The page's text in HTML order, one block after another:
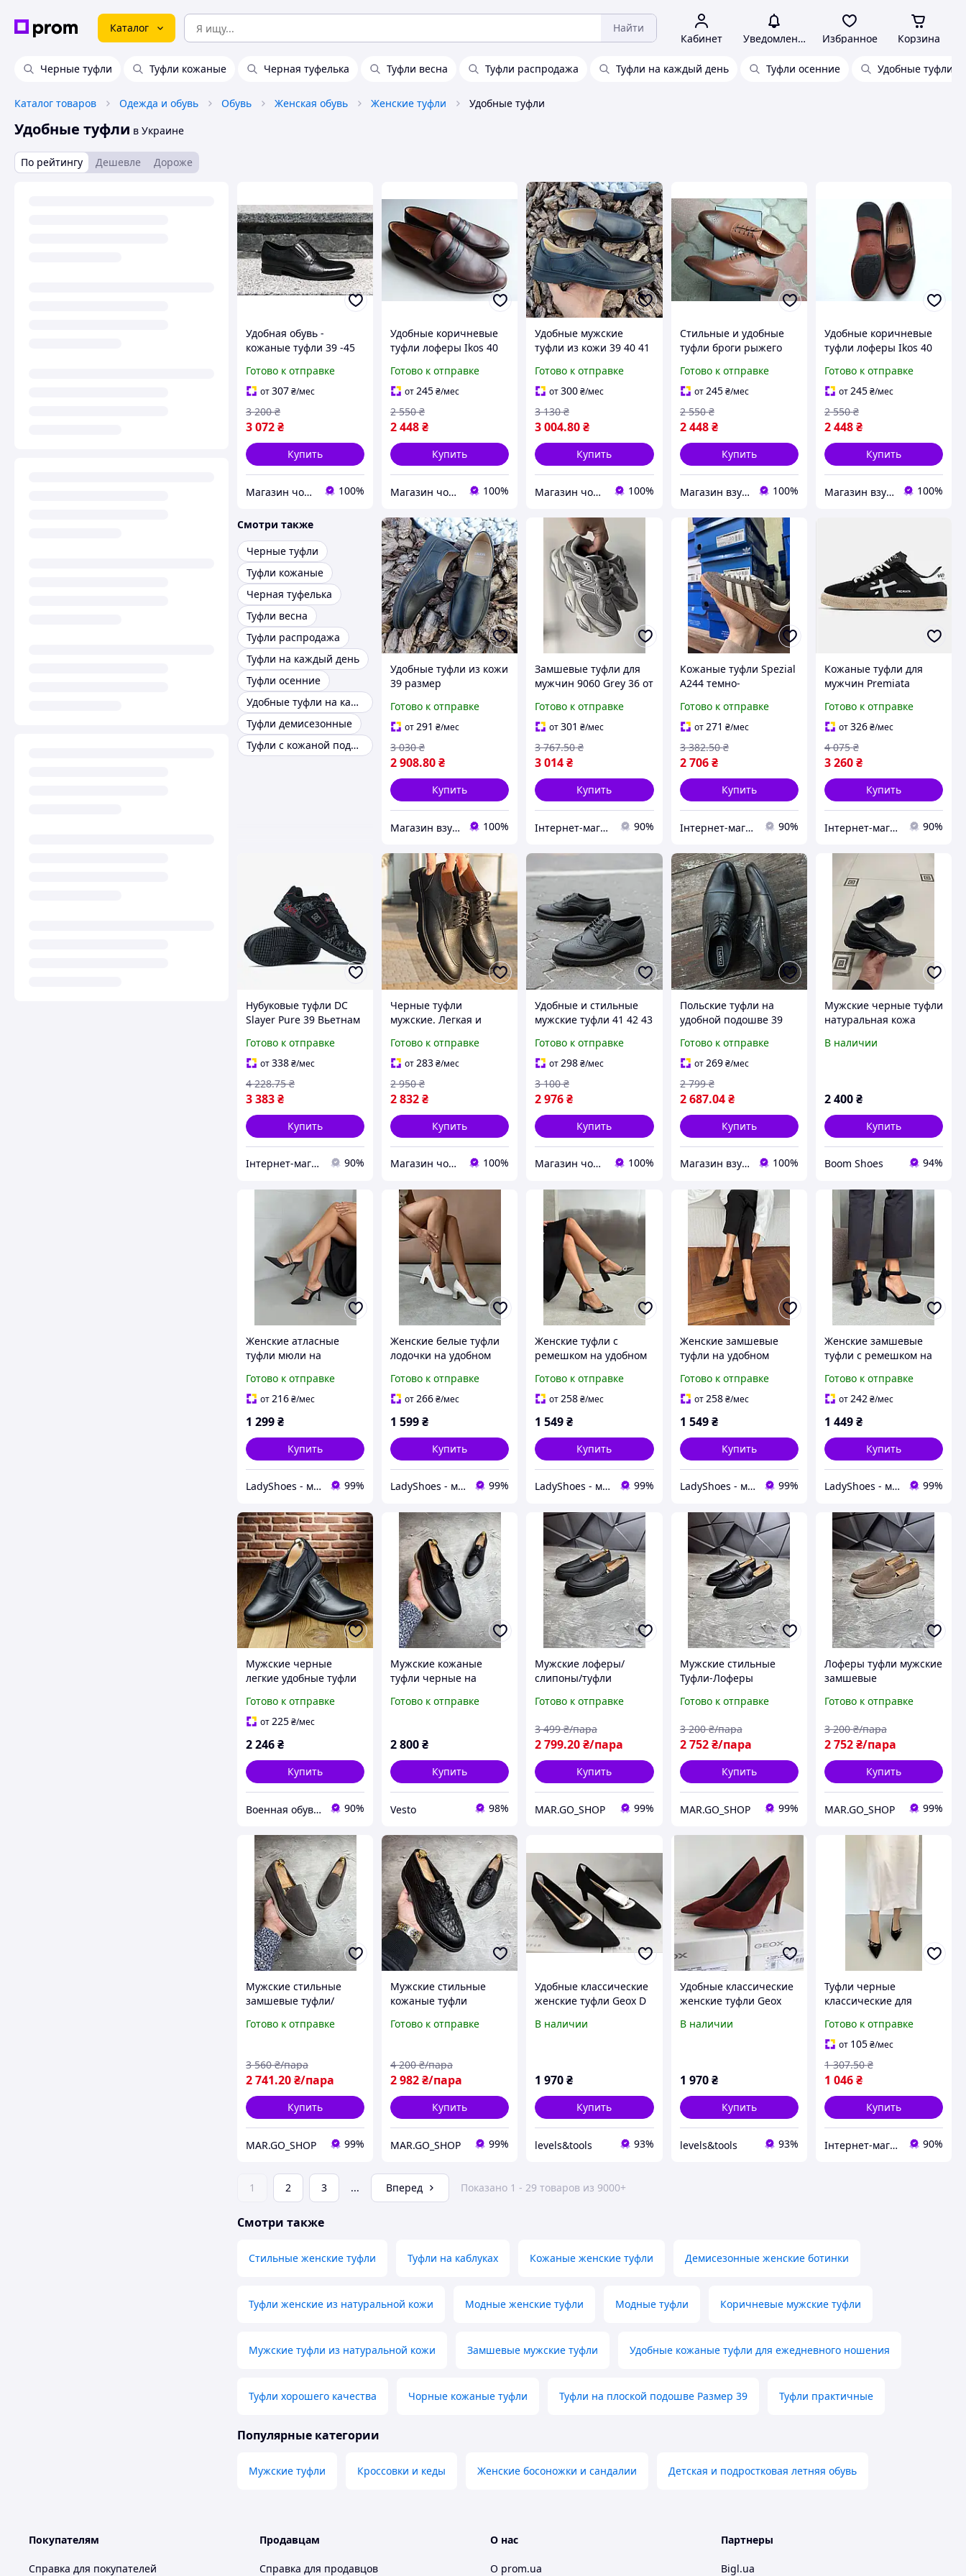
Каталог Найти
Кабинет Уведомления Избранное Корзина
Черные туфли Туфли кожаные Черная туфелька Туфли весна Туфли распродажа Туфли на каждый день Туфли осенние Удобные туфли
Каталог товаров Одежда и обувь Обувь Женская обувь Женские туфли Удобные туфли
Удобные туфли в Украине
По рейтингу Дешевле Дороже
Удобная обувь -
кожаные туфли 39 -45
Готово к отправке
от307₴/мес
3 072₴
3 200 ₴
Купить
Магазин чоловічого взуття Bims.shoes 100%
Удобные коричневые
туфли лоферы Ikos 40
Готово к отправке
от245₴/мес
2 448₴
2 550 ₴
Купить
Магазин чоловічого взуття Bims.shoes 100%
Удобные мужские
туфли из кожи 39 40 41
Готово к отправке
от300₴/мес
3 004.80₴
3 130 ₴
Купить
Магазин чоловічого взуття Bims.shoes 100%
Стильные и удобные
туфли броги рыжего
Готово к отправке
от245 ₴/мес
2 448 ₴
2 550 ₴
Купить
Магазин взуття Brogue.com.ua 100%
Удобные коричневые
туфли лоферы Ikos 40
Готово к отправке
от245₴/мес
2 448₴
2 550 ₴
Купить
Магазин взуття Brogue.com.ua 100%
Смотри также
Черные туфли
Туфли кожаные
Черная туфелька
Туфли весна
Туфли распродажа
Туфли на каждый день
Туфли осенние
Удобные туфли на каждый день
Туфли демисезонные
Туфли с кожаной подошвой
Удобные туфли из кожи
39 размер
Готово к отправке
от291 ₴/мес
2 908.80₴
3 030 ₴
Купить
Магазин взуття Brogue.com.ua 100%
Замшевые туфли для
мужчин 9060 Grey 36 от
серый цвет удобная
модель Вьетнам
Готово к отправке
от301 ₴/мес
3 014₴
3 767.50 ₴
Купить
Інтернет-магазин Look 100 Clothes 90%
Кожаные туфли Spezial
A244 темно-
Вьетнама для осени с
удобной подошвой и
стильным дизайном
Готово к отправке
от271 ₴/мес
2 706 ₴
3 382.50 ₴
Купить
Інтернет-магазин Look 100 Clothes 90%
Кожаные туфли для
мужчин Premiata
Вьетнама стильный
дизайн и удобная
подошва
Готово к отправке
от326₴/мес
3 260₴
4 075 ₴
Купить
Інтернет-магазин Look 100 Clothes 90%
Нубуковые туфли DC
Slayer Pure 39 Вьетнам
удобная подошва
высокий комфорт
Готово к отправке
от338₴/мес
3 383₴
4 228.75 ₴
Купить
Інтернет-магазин Look 100 Clothes 90%
Черные туфли
мужские. Легкая и
Готово к отправке
от283₴/мес
2 832₴
2 950 ₴
Купить
Магазин чоловічого взуття Bims.shoes 100%
Удобные и стильные
мужские туфли 41 42 43
Готово к отправке
от298₴/мес
2 976₴
3 100 ₴
Купить
Магазин чоловічого взуття Bims.shoes 100%
Польские туфли на
удобной подошве 39
Готово к отправке
от 269 ₴/мес
2 687.04 ₴
2 799 ₴
Купить
Магазин взуття Brogue.com.ua 100%
Мужские черные туфли
натуральная кожа
день
В наличии
2 400₴
Купить
Boom Shoes 94%
Женские атласные
туфли мюли на
Готово к отправке
от216₴/мес
1 299₴
Купить
LadyShoes - магазин жіночого взуття! Стильно, модно, гарно! 99%
Женские белые туфли
лодочки на удобном
Готово к отправке
от266₴/мес
1 599₴
Купить
LadyShoes - магазин жіночого взуття! Стильно, модно, гарно! 99%
Женские туфли с
ремешком на удобном
Готово к отправке
от258₴/мес
1 549₴
Купить
LadyShoes - магазин жіночого взуття! Стильно, модно, гарно! 99%
Женские замшевые
туфли на удобном
Готово к отправке
от258 ₴/мес
1 549 ₴
Купить
LadyShoes - магазин жіночого взуття! Стильно, модно, гарно! 99%
Женские замшевые
туфли с ремешком на
Готово к отправке
от242₴/мес
1 449₴
Купить
LadyShoes - магазин жіночого взуття! Стильно, модно, гарно! 99%
Мужские черные
легкие удобные туфли
кожаные/натуральная
кожа-мужская обувь
Готово к отправке
от225₴/мес
2 246₴
Купить
Военная обувь тактическая лето осень 90%
Мужские кожаные
туфли черные на
Удобные мягкие
Повседневные туфли-
комфорт на шнур
Готово к отправке
2 800₴
Купить
Vesto 98%
Мужские лоферы/
слипоны/туфли
легкие и удобные
Готово к отправке
2 799.20₴/пара
3 499 ₴/пара
Купить
MAR.GO_SHOP 99%
Мужские стильные
Туфли-Лоферы
черные легкие и
Готово к отправке
2 752 ₴/пара
3 200 ₴/пара
Купить
MAR.GO_SHOP 99%
Лоферы туфли мужские
замшевые
удобные
Готово к отправке
2 752₴/пара
3 200 ₴/пара
Купить
MAR.GO_SHOP 99%
Мужские стильные
замшевые туфли/
мокасины мягкие
Готово к отправке
2 741.20₴/пара
3 560 ₴/пара
Купить
MAR.GO_SHOP 99%
Мужские стильные
кожаные туфли
удобные на шнуровке
Готово к отправке
2 982₴/пара
4 200 ₴/пара
Купить
MAR.GO_SHOP 99%
Удобные классические
женские туфли Geox D
размер 36.5
В наличии
1 970₴
Купить
levels&tools 93%
Удобные классические
женские туфли Geox
Pump 39р.
В наличии
1 970 ₴
Купить
levels&tools 93%
Туфли черные
классические для
Найк натуральная кожа
стильный дизайн
удобная подошва
Готово к отправке
от 105₴/мес
1 046₴
1 307.50 ₴
Купить
Інтернет-магазин Clothes-Mall 90%
1 2 3 ... Вперед Показано 1 - 29 товаров из 9000+
Смотри также
Стильные женские туфли Туфли на каблуках Кожаные женские туфли Демисезонные женские ботинки
Туфли женские из натуральной кожи Модные женские туфли Модные туфли Коричневые мужские туфли
Мужские туфли из натуральной кожи Замшевые мужские туфли Удобные кожаные туфли для ежедневного ношения
Туфли хорошего качества Чорные кожаные туфли Туфли на плоской подошве Размер 39 Туфли практичные
Популярные категории
Мужские туфли Кроссовки и кеды Женские босоножки и сандалии Детская и подростковая летняя обувь
Покупателям
Справка для покупателей
Продавцам
Справка для продавцов
О нас
О prom.ua
Партнеры
Bigl.ua